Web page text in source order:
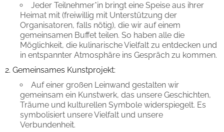
Jeder Teilnehmer*in bringt eine Speise aus ihrer
Heimat mit (freiwillig mit Unterstützung der
Organisatoren, falls nötig), die wir auf einem
gemeinsamen Buffet teilen. So haben alle die
Möglichkeit, die kulinarische Vielfalt zu entdecken und
in entspannter Atmosphäre ins Gespräch zu kommen.
Gemeinsames Kunstprojekt:
Auf einer großen Leinwand gestalten wir
gemeinsam ein Kunstwerk, das unsere Geschichten,
Träume und kulturellen Symbole widerspiegelt. Es
symbolisiert unsere Vielfalt und unsere
Verbundenheit.